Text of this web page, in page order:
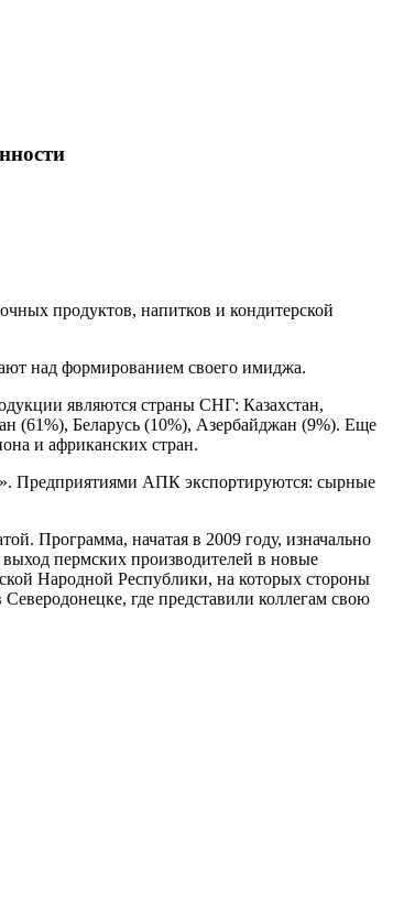
продуктов, напитков и кондитерской
над формированием своего имиджа.
являются страны СНГ: Казахстан,
(61%), Беларусь (10%), Азербайджан (9%). Еще
и африканских стран.
Предприятиями АПК экспортируются: сырные
Программа, начатая в 2009 году, изначально
пермских производителей в новые
Народной Республики, на которых стороны
где представили коллегам свою